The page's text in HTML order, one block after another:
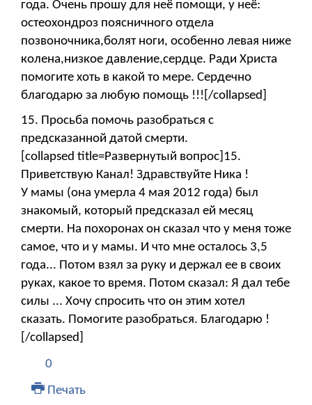
года. Очень прошу для неё помощи, у неё:
остеохондроз поясничного отдела
позвоночника,болят ноги, особенно левая ниже
колена,низкое давление,сердце. Ради Христа
помогите хоть в какой то мере. Сердечно
благодарю за любую помощь !!![/collapsed]
15. Просьба помочь разобраться с
предсказанной датой смерти.
[collapsed title=Развернутый вопрос]15.
Приветствую Канал! Здравствуйте Ника !
У мамы (она умерла 4 мая 2012 года) был
знакомый, который предсказал ей месяц
смерти. На похоронах он сказал что у меня тоже
самое, что и у мамы. И что мне осталось 3,5
года... Потом взял за руку и держал ее в своих
руках, какое то время. Потом сказал: Я дал тебе
силы ... Хочу спросить что он этим хотел
сказать. Помогите разобраться. Благодарю !
[/collapsed]
0
Печать